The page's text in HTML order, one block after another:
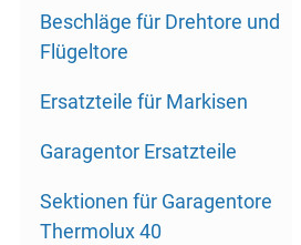
Beschläge für Drehtore und
Flügeltore
Ersatzteile für Markisen
Garagentor Ersatzteile
Sektionen für Garagentore
Thermolux 40